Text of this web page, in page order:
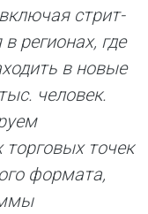
стрит-
регионах, где
в новые
человек.
точек
формата,